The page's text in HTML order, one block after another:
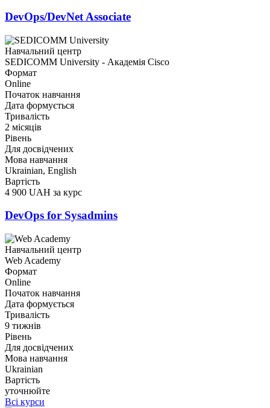
DevOps/DevNet Associate
Навчальний центр
SEDICOMM University - Академія Cisco
Формат
Online
Початок навчання
Дата формується
Тривалість
2 місяців
Рівень
Для досвідчених
Мова навчання
Ukrainian, English
Вартість
4 900 UAH за курс
DevOps for Sysadmins
Навчальний центр
Web Academy
Формат
Online
Початок навчання
Дата формується
Тривалість
9 тижнів
Рівень
Для досвідчених
Мова навчання
Ukrainian
Вартість
уточнюйте
Всі курси